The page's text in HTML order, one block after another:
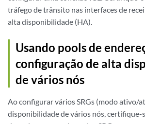
tráfego de trânsito nas interfaces de
alta disponibilidade (HA).
Usando pools de
configuração de alta
de vários nós
Ao configurar vários SRGs (modo ativo/
disponibilidade de vários nós, certifique-